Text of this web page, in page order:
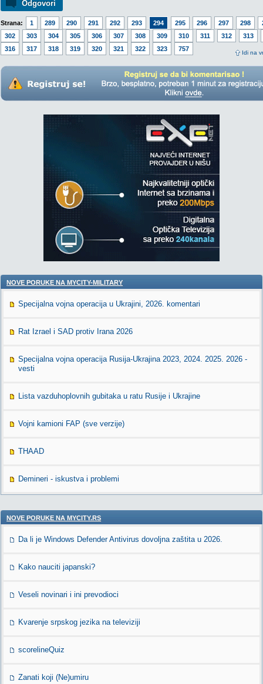
Odgovori
Strana: 1 289 290 291 292 293 294 295 296 297 298
302
303 304 305 306 307 308 309 310 311 312
313
316
317 318 319 320 321 322 323 757
Idi na
NOVE PORUKE NA MYCITY-MILITARY
Specijalna vojna operacija u Ukrajini, 2026. komentari
Rat Izrael i SAD protiv Irana 2026
Specijalna vojna operacija Rusija-Ukrajina 2023, 2024. 2025. 2026 -
vesti
Lista vazduhoplovnih gubitaka u ratu Rusije i Ukrajine
Vojni kamioni FAP (sve verzije)
THAAD
Demineri - iskustva i problemi
NOVE PORUKE NA MYCITY.RS
Da li je Windows Defender Antivirus dovoljna zaštita u 2026.
Kako nauciti japanski?
Veseli novinari i ini prevodioci
Kvarenje srpskog jezika na televiziji
scorelineQuiz
Zanati koji (Ne)umiru